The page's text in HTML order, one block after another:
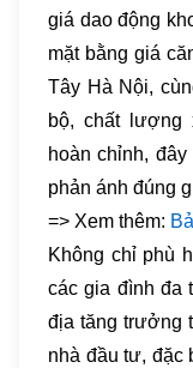
giá dao động
mặt bằng giá
Tây Hà Nội,
bộ, chất lượng
hoàn chỉnh,
phản ánh đúng
=> Xem thêm:
Không chỉ phù
các gia đình đa
địa tăng trưởng
nhà đầu tư, đặc